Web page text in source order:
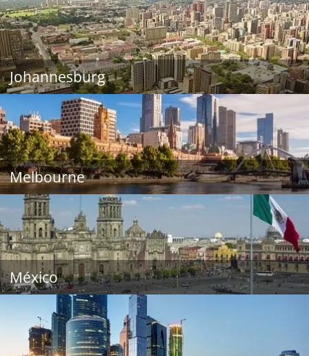
Johannesburg
Melbourne
México